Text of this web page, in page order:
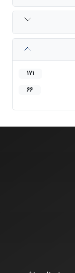
171
66